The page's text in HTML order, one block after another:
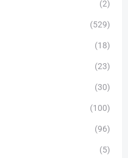
(2)
(529)
(18)
(23)
(30)
(100)
(96)
(5)